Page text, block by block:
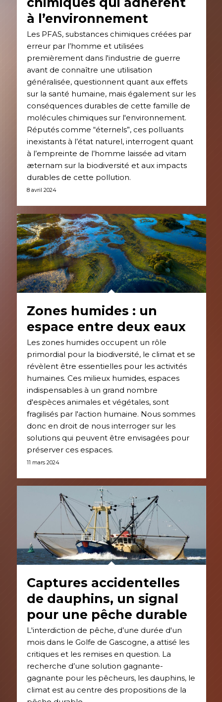
à l’environnement
Les PFAS, substances chimiques créées par
erreur par l’homme et utilisées
premièrement dans l'industrie de guerre
avant de connaître une utilisation
généralisée, questionnent quant aux effets
sur la santé humaine, mais également sur les
conséquences durables de cette famille de
molécules chimiques sur l'environnement.
Réputés comme “éternels”, ces polluants
inexistants à l’état naturel, interrogent quant
à l’empreinte de l’homme laissée ad vitam
æternam sur la biodiversité et aux impacts
durables de cette pollution.
8 avril 2024
Zones humides : un
espace entre deux eaux
Les zones humides occupent un rôle
primordial pour la biodiversité, le climat et se
révèlent être essentielles pour les activités
humaines. Ces milieux humides, espaces
indispensables à un grand nombre
d'espèces animales et végétales, sont
fragilisés par l'action humaine. Nous sommes
donc en droit de nous interroger sur les
solutions qui peuvent être envisagées pour
préserver ces espaces.
11 mars 2024
Captures accidentelles
de dauphins, un signal
pour une pêche durable
L'interdiction de pêche, d’une durée d'un
mois dans le Golfe de Gascogne, a attisé les
critiques et les remises en question. La
recherche d’une solution gagnante-
gagnante pour les pêcheurs, les dauphins, le
climat est au centre des propositions de la